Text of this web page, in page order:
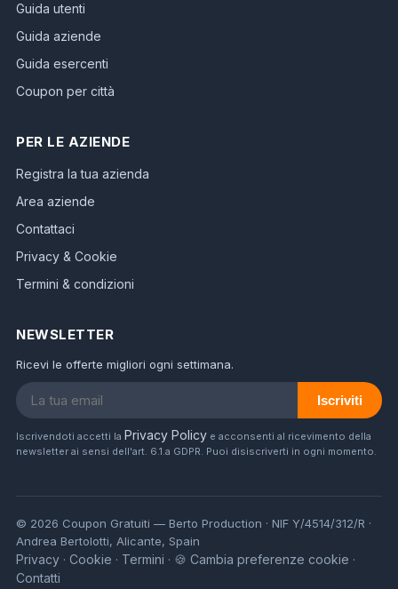
Guida utenti
Guida aziende
Guida esercenti
Coupon per città
PER LE AZIENDE
Registra la tua azienda
Area aziende
Contattaci
Privacy & Cookie
Termini & condizioni
NEWSLETTER
Ricevi le offerte migliori ogni settimana.
Iscriviti
Iscrivendoti accetti la Privacy Policy e acconsenti al ricevimento della
newsletter ai sensi dell'art. 6.1.a GDPR. Puoi disiscriverti in ogni momento.
© 2026 Coupon Gratuiti — Berto Production · NIF Y/4514/312/R ·
Andrea Bertolotti, Alicante, Spain
Privacy · Cookie · Termini · 🍪 Cambia preferenze cookie ·
Contatti